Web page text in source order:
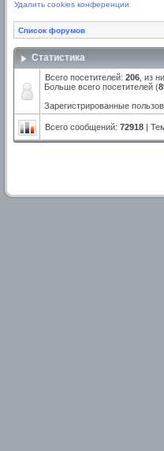
Удалить cookies конференции
Список форумов
Статистика
Всего посетителей: 206 , из
Больше всего посетителей (
Зарегистрированные
Всего сообщений: 72918 |